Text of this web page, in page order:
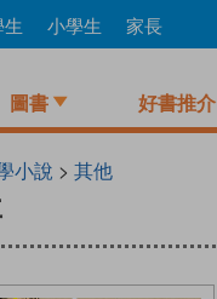
小學生 家長
圖書 好書推介
小說 > 其他